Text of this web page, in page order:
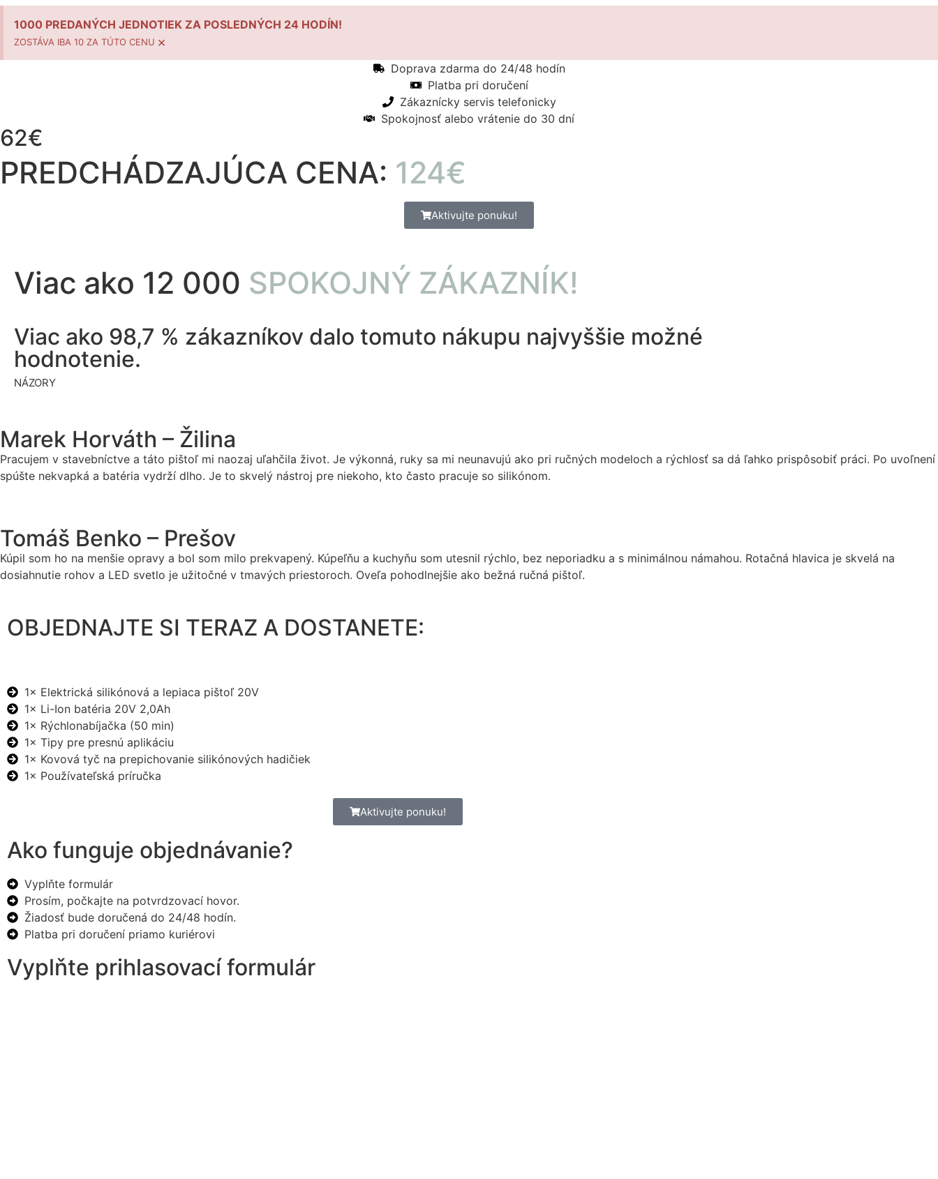
1000 PREDANÝCH JEDNOTIEK ZA POSLEDNÝCH 24 HODÍN!
ZOSTÁVA IBA 10 ZA TÚTO CENU ×
Doprava zdarma do 24/48 hodín
Platba pri doručení
Zákaznícky servis telefonicky
Spokojnosť alebo vrátenie do 30 dní
62€
PREDCHÁDZAJÚCA CENA: 124€
Aktivujte ponuku!
Viac ako 12 000 SPOKOJNÝ ZÁKAZNÍK!
Viac ako 98,7 % zákazníkov dalo tomuto nákupu najvyššie možné
hodnotenie.
NÁZORY
Marek Horváth – Žilina
Pracujem v stavebníctve a táto pištoľ mi naozaj uľahčila život. Je výkonná, ruky sa mi neunavujú ako pri ručných modeloch a rýchlosť sa dá ľahko prispôsobiť práci. Po uvoľnení
spúšte nekvapká a batéria vydrží dlho. Je to skvelý nástroj pre niekoho, kto často pracuje so silikónom.
Tomáš Benko – Prešov
Kúpil som ho na menšie opravy a bol som milo prekvapený. Kúpeľňu a kuchyňu som utesnil rýchlo, bez neporiadku a s minimálnou námahou. Rotačná hlavica je skvelá na
dosiahnutie rohov a LED svetlo je užitočné v tmavých priestoroch. Oveľa pohodlnejšie ako bežná ručná pištoľ.
OBJEDNAJTE SI TERAZ A DOSTANETE:
1× Elektrická silikónová a lepiaca pištoľ 20V
1× Li-Ion batéria 20V 2,0Ah
1× Rýchlonabíjačka (50 min)
1× Tipy pre presnú aplikáciu
1× Kovová tyč na prepichovanie silikónových hadičiek
1× Používateľská príručka
Aktivujte ponuku!
Ako funguje objednávanie?
Vyplňte formulár
Prosím, počkajte na potvrdzovací hovor.
Žiadosť bude doručená do 24/48 hodín.
Platba pri doručení priamo kuriérovi
Vyplňte prihlasovací formulár